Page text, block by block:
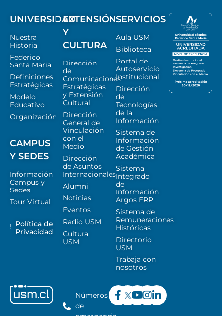
UNIVERSIDAD
Nuestra
Historia
Federico
Santa María
Definiciones
Estratégicas
Modelo
Educativo
Organización
CAMPUS
Y SEDES
Información
Campus y
Sedes
Tour Virtual
Política de
Privacidad
EXTENSIÓN
Y
CULTURA
Dirección
de
Comunicaciones
Estratégicas
y Extensión
Cultural
Dirección
General de
Vinculación
con el
Medio
Dirección
de Asuntos
Internacionales
Alumni
Noticias
Eventos
Radio USM
Cultura
USM
SERVICIOS
Aula USM
Biblioteca
Portal de
Autoservicio
Institucional
Dirección
de
Tecnologías
de la
Información
Sistema de
Información
de Gestión
Académica
Sistema
Integrado
de
Información
Argos ERP
Sistema de
Remuneraciones
Históricas
Directorio
USM
Trabaja con
nosotros
Números
de